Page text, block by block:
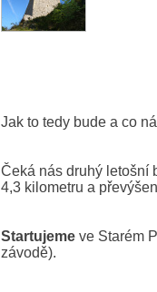
Jak to tedy bude a co
Čeká nás druhý letošní
4,3 kilometru a
Startujeme ve Starém
závodě).